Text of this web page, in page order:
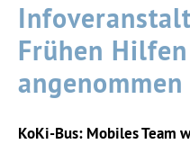
Frühen
angenommen
KoKi-Bus: Mobiles Team